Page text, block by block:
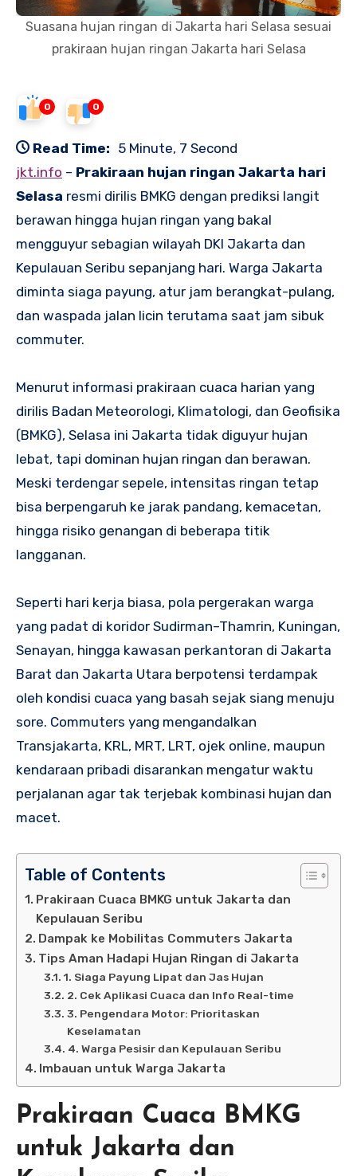
Suasana hujan ringan di Jakarta hari Selasa sesuai
prakiraan hujan ringan Jakarta hari Selasa
0 0
Read Time: 5 Minute, 7 Second
jkt.info – Prakiraan hujan ringan Jakarta hari
Selasa resmi dirilis BMKG dengan prediksi langit
berawan hingga hujan ringan yang bakal
mengguyur sebagian wilayah DKI Jakarta dan
Kepulauan Seribu sepanjang hari. Warga Jakarta
diminta siaga payung, atur jam berangkat-pulang,
dan waspada jalan licin terutama saat jam sibuk
commuter.
Menurut informasi prakiraan cuaca harian yang
dirilis Badan Meteorologi, Klimatologi, dan Geofisika
(BMKG), Selasa ini Jakarta tidak diguyur hujan
lebat, tapi dominan hujan ringan dan berawan.
Meski terdengar sepele, intensitas ringan tetap
bisa berpengaruh ke jarak pandang, kemacetan,
hingga risiko genangan di beberapa titik
langganan.
Seperti hari kerja biasa, pola pergerakan warga
yang padat di koridor Sudirman–Thamrin, Kuningan,
Senayan, hingga kawasan perkantoran di Jakarta
Barat dan Jakarta Utara berpotensi terdampak
oleh kondisi cuaca yang basah sejak siang menuju
sore. Commuters yang mengandalkan
Transjakarta, KRL, MRT, LRT, ojek online, maupun
kendaraan pribadi disarankan mengatur waktu
perjalanan agar tak terjebak kombinasi hujan dan
macet.
Table of Contents
Prakiraan Cuaca BMKG untuk Jakarta dan
Kepulauan Seribu
Dampak ke Mobilitas Commuters Jakarta
Tips Aman Hadapi Hujan Ringan di Jakarta
1. Siaga Payung Lipat dan Jas Hujan
2. Cek Aplikasi Cuaca dan Info Real-time
3. Pengendara Motor: Prioritaskan
Keselamatan
4. Warga Pesisir dan Kepulauan Seribu
Imbauan untuk Warga Jakarta
Prakiraan Cuaca BMKG
untuk Jakarta dan